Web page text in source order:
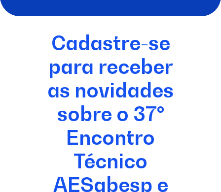
Cadastre-se
para receber
as novidades
sobre o 37º
Encontro
Técnico
AESabesp e